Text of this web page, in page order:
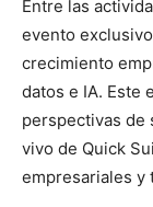
Entre las
evento
crecimiento
datos e IA. Este
perspectivas de
vivo de Quick
empresariales y